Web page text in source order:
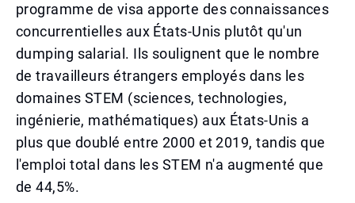
programme de visa apporte des connaissances
concurrentielles aux États-Unis plutôt qu'un
dumping salarial. Ils soulignent que le nombre
de travailleurs étrangers employés dans les
domaines STEM (sciences, technologies,
ingénierie, mathématiques) aux États-Unis a
plus que doublé entre 2000 et 2019, tandis que
l'emploi total dans les STEM n'a augmenté que
de 44,5%.